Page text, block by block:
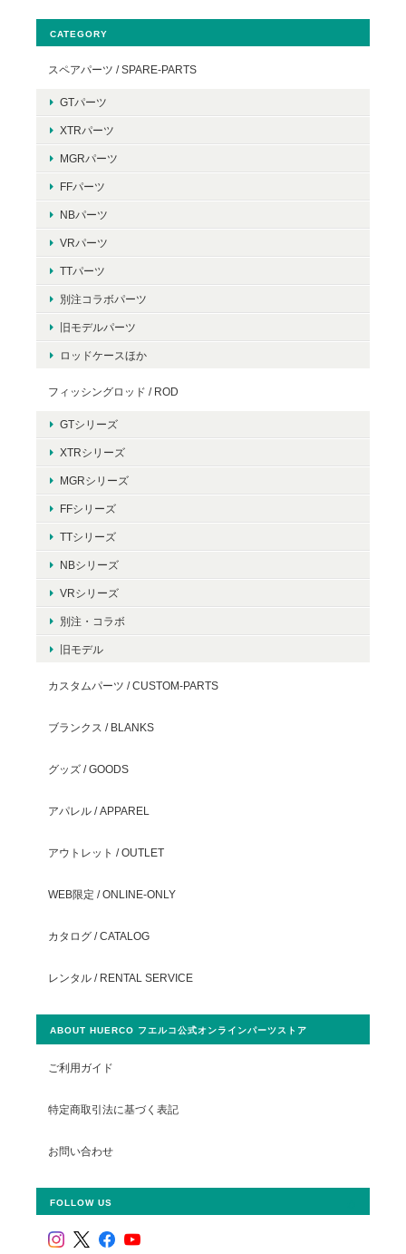
CATEGORY
スペアパーツ / SPARE-PARTS
GTパーツ
XTRパーツ
MGRパーツ
FFパーツ
NBパーツ
VRパーツ
TTパーツ
別注コラボパーツ
旧モデルパーツ
ロッドケースほか
フィッシングロッド / ROD
GTシリーズ
XTRシリーズ
MGRシリーズ
FFシリーズ
TTシリーズ
NBシリーズ
VRシリーズ
別注・コラボ
旧モデル
カスタムパーツ / CUSTOM-PARTS
ブランクス / BLANKS
グッズ / GOODS
アパレル / APPAREL
アウトレット / OUTLET
WEB限定 / ONLINE-ONLY
カタログ / CATALOG
レンタル / RENTAL SERVICE
ABOUT HUERCO フエルコ公式オンラインパーツストア
ご利用ガイド
特定商取引法に基づく表記
お問い合わせ
FOLLOW US